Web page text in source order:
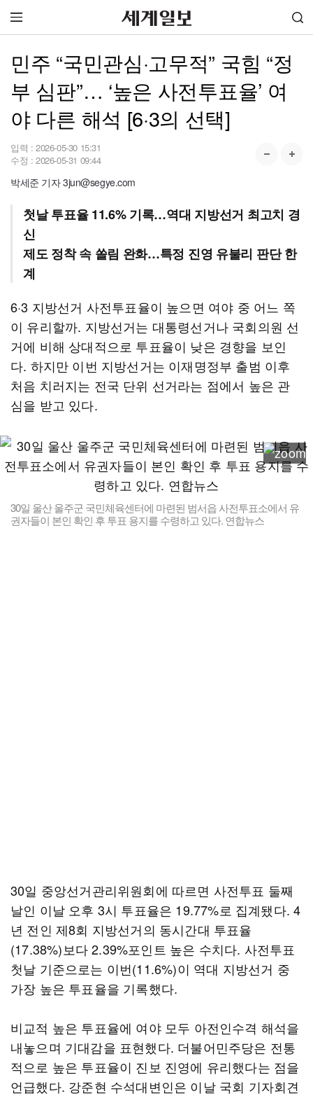
민주 “국민관심·고무적” 국힘 “정
부 심판”… ‘높은 사전투표율’ 여
야 다른 해석 [6·3의 선택]
입력 : 2026-05-30 15:31
수정 : 2026-05-31 09:44
박세준 기자 3jun@segye.com
첫날 투표율 11.6% 기록…역대 지방선거 최고치 경
신
제도 정착 속 쏠림 완화…특정 진영 유불리 판단 한
계
6·3 지방선거 사전투표율이 높으면 여야 중 어느 쪽
이 유리할까. 지방선거는 대통령선거나 국회의원 선
거에 비해 상대적으로 투표율이 낮은 경향을 보인
다. 하지만 이번 지방선거는 이재명정부 출범 이후
처음 치러지는 전국 단위 선거라는 점에서 높은 관
심을 받고 있다.
30일 울산 울주군 국민체육센터에 마련된 범서읍 사전투표소에서 유
권자들이 본인 확인 후 투표 용지를 수령하고 있다. 연합뉴스
30일 중앙선거관리위원회에 따르면 사전투표 둘째
날인 이날 오후 3시 투표율은 19.77%로 집계됐다. 4
년 전인 제8회 지방선거의 동시간대 투표율
(17.38%)보다 2.39%포인트 높은 수치다. 사전투표
첫날 기준으로는 이번(11.6%)이 역대 지방선거 중
가장 높은 투표율을 기록했다.
비교적 높은 투표율에 여야 모두 아전인수격 해석을
내놓으며 기대감을 표현했다. 더불어민주당은 전통
적으로 높은 투표율이 진보 진영에 유리했다는 점을
언급했다. 강준현 수석대변인은 이날 국회 기자회견